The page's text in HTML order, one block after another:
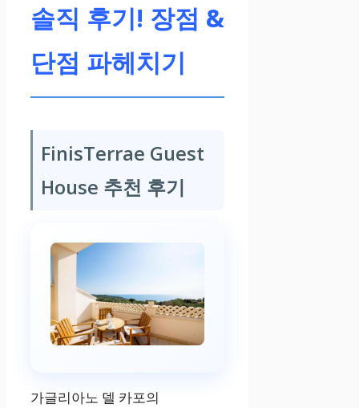
솔직 후기! 장점 &
단점 파헤치기
FinisTerrae Guest
House 추천 후기
가글리아노 델 카포의